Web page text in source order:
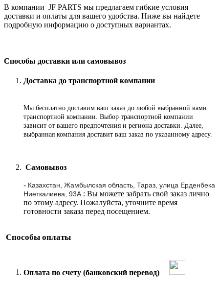
В компании JF PARTS мы предлагаем гибкие условия
доставки и оплаты для вашего удобства. Ниже вы найдете
подробную информацию о доступных вариантах.
Способы доставки или самовывоз
Доставка до транспортной компании
Мы бесплатно доставим ваш заказ до любой выбранной вами
транспортной компании. Выбор транспортной компании
зависит от вашего предпочтения и региона доставки. Далее,
выбранная компания доставит ваш заказ по указанному адресу.
Самовывоз
- Казахстан, Жамбылская область, Тараз, улица Ерденбека
Ниеткалиева, 93А : Вы можете забрать свой заказ лично
по этому адресу. Пожалуйста, уточните время
готовности заказа перед посещением.
Способы оплаты
Оплата по счету (банковский перевод)